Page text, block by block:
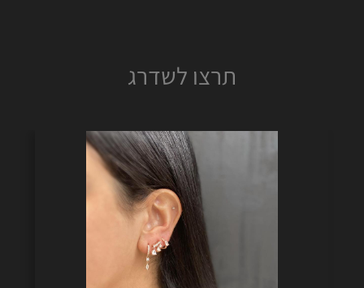
תרצו לשדרג